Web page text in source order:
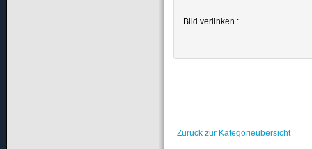
Bild verlinken :
Zurück zur Kategorieübersicht